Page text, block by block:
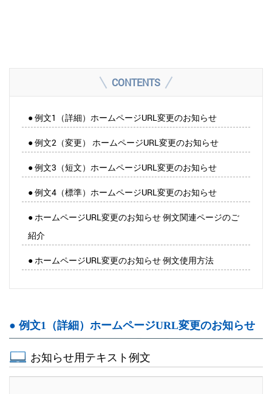
CONTENTS
● 例文1（詳細）ホームページURL変更のお知らせ
● 例文2（変更） ホームページURL変更のお知らせ
● 例文3（短文）ホームページURL変更のお知らせ
● 例文4（標準）ホームページURL変更のお知らせ
● ホームページURL変更のお知らせ 例文関連ページのご
紹介
● ホームページURL変更のお知らせ 例文使用方法
● 例文1（詳細）ホームページURL変更のお知らせ
お知らせ用テキスト例文